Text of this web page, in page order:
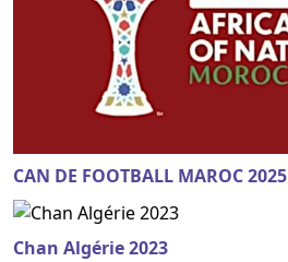
CAN DE FOOTBALL MAROC 2025
Chan Algérie 2023